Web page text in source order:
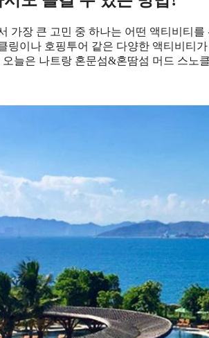
가장 큰 고민 중 하나는 어떤 액티비티
링이나 호핑투어 같은 다양한 액티비티
늘은 나트랑 혼문섬&혼땀섬 머드 스노